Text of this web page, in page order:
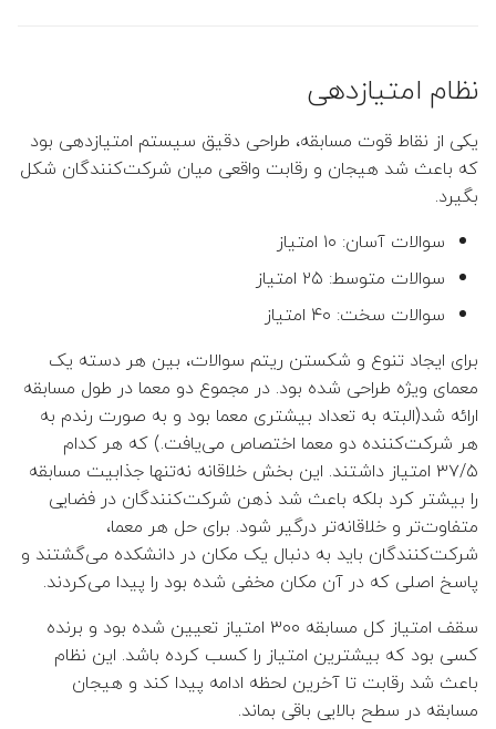
(معاون پژوهشی و
تکمیلی)
👤 حمید بیدرام
👤 حمیدرضا سلیمی مقدم
👤 ایرج کاظمی
👤 نصرا ایران پناه
👤 مجید اسدی
👤 محسن ملکی
نظام امتیازدهی
یکی از نقاط قوت مسابقه، طراحی دقیق سیستم امتیازدهی بود
که باعث شد هیجان و رقابت واقعی میان شرکت‌کنندگان شکل
بگیرد.
سوالات آسان: ۱۰ امتیاز
سوالات متوسط: ۲۵ امتیاز
سوالات سخت: ۴۰ امتیاز
برای ایجاد تنوع و شکستن ریتم سوالات، بین هر دسته یک
معمای ویژه طراحی شده بود. در مجموع دو معما در طول مسابقه
ارائه شد(البته به تعداد بیشتری معما بود و به صورت رندم به
هر شرکت‌کننده دو معما اختصاص می‌یافت.) که هر کدام
۳۷/۵ امتیاز داشتند. این بخش خلاقانه نه‌تنها جذابیت مسابقه
را بیشتر کرد بلکه باعث شد ذهن شرکت‌کنندگان در فضایی
متفاوت‌تر و خلاقانه‌تر درگیر شود. برای حل هر معما،
شرکت‌کنندگان باید به دنبال یک مکان در دانشکده می‌گشتند و
پاسخ اصلی که در آن مکان مخفی شده بود را پیدا می‌کردند.
سقف امتیاز کل مسابقه ۳۰۰ امتیاز تعیین شده بود و برنده
کسی بود که بیشترین امتیاز را کسب کرده باشد. این نظام
باعث شد رقابت تا آخرین لحظه ادامه پیدا کند و هیجان
مسابقه در سطح بالایی باقی بماند.